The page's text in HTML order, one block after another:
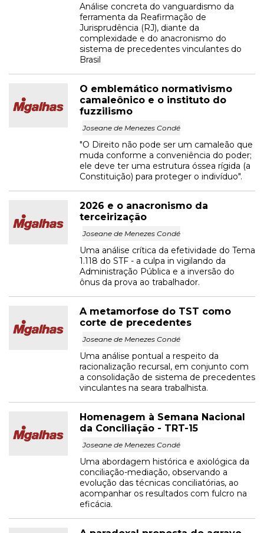
Análise concreta do vanguardismo da
ferramenta da Reafirmação de
Jurisprudência (RJ), diante da
complexidade e do anacronismo do
sistema de precedentes vinculantes do
Brasil
O emblemático normativismo
camaleônico e o instituto do
fuzzilismo
Joseane de Menezes Condé
"O Direito não pode ser um camaleão que
muda conforme a conveniência do poder;
ele deve ter uma estrutura óssea rígida (a
Constituição) para proteger o indivíduo".
2026 e o anacronismo da
terceirização
Joseane de Menezes Condé
Uma análise crítica da efetividade do Tema
1.118 do STF - a culpa in vigilando da
Administração Pública e a inversão do
ônus da prova ao trabalhador.
A metamorfose do TST como
corte de precedentes
Joseane de Menezes Condé
Uma análise pontual a respeito da
racionalização recursal, em conjunto com
a consolidação de sistema de precedentes
vinculantes na seara trabalhista.
Homenagem à Semana Nacional
da Conciliação - TRT-15
Joseane de Menezes Condé
Uma abordagem histórica e axiológica da
conciliação-mediação, observando a
evolução das técnicas conciliatórias, ao
acompanhar os resultados com fulcro na
eficácia.